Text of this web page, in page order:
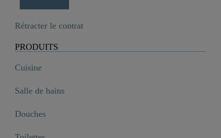
Rétracter le contrat
PRODUITS
Cuisine
Salle de bains
Douches